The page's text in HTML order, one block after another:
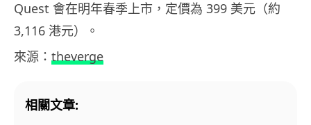
Quest 會在明年春季上市，定價為 399 美元（約
3,116 港元）。
來源： theverge
相關文章: